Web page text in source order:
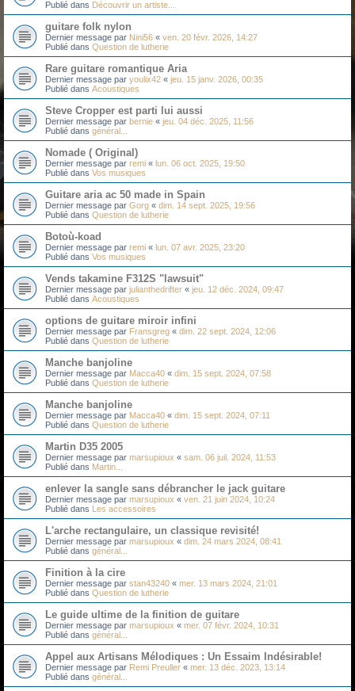
Publié dans Découvrir un artiste...
guitare folk nylon
Dernier message par Nini56 « ven. 20 févr. 2026, 14:27
Publié dans Question de lutherie
Rare guitare romantique Aria
Dernier message par youlix42 « jeu. 15 janv. 2026, 00:35
Publié dans Acoustiques
Steve Cropper est parti lui aussi
Dernier message par bernie « jeu. 04 déc. 2025, 11:56
Publié dans général...
Nomade ( Original)
Dernier message par remi « lun. 06 oct. 2025, 19:50
Publié dans Vos musiques
Guitare aria ac 50 made in Spain
Dernier message par Gorg « dim. 14 sept. 2025, 19:56
Publié dans Question de lutherie
Botoù-koad
Dernier message par remi « lun. 07 avr. 2025, 23:20
Publié dans Vos musiques
Vends takamine F312S "lawsuit"
Dernier message par julianthedrifter « jeu. 12 déc. 2024, 09:47
Publié dans Acoustiques
options de guitare miroir infini
Dernier message par Fransgreg « dim. 22 sept. 2024, 12:06
Publié dans Question de lutherie
Manche banjoline
Dernier message par Macca40 « dim. 15 sept. 2024, 07:58
Publié dans Question de lutherie
Manche banjoline
Dernier message par Macca40 « dim. 15 sept. 2024, 07:11
Publié dans Question de lutherie
Martin D35 2005
Dernier message par marsupioux « sam. 06 juil. 2024, 11:53
Publié dans Martin...
enlever la sangle sans débrancher le jack guitare
Dernier message par marsupioux « ven. 21 juin 2024, 10:24
Publié dans Les accessoires
L'arche rectangulaire, un classique revisité!
Dernier message par marsupioux « dim. 24 mars 2024, 08:41
Publié dans général...
Finition à la cire
Dernier message par stan43240 « mer. 13 mars 2024, 21:01
Publié dans Question de lutherie
Le guide ultime de la finition de guitare
Dernier message par marsupioux « mer. 07 févr. 2024, 10:31
Publié dans général...
Appel aux Artisans Mélodiques : Un Essaim Indésirable!
Dernier message par Remi Preuller « mer. 13 déc. 2023, 13:14
Publié dans général...